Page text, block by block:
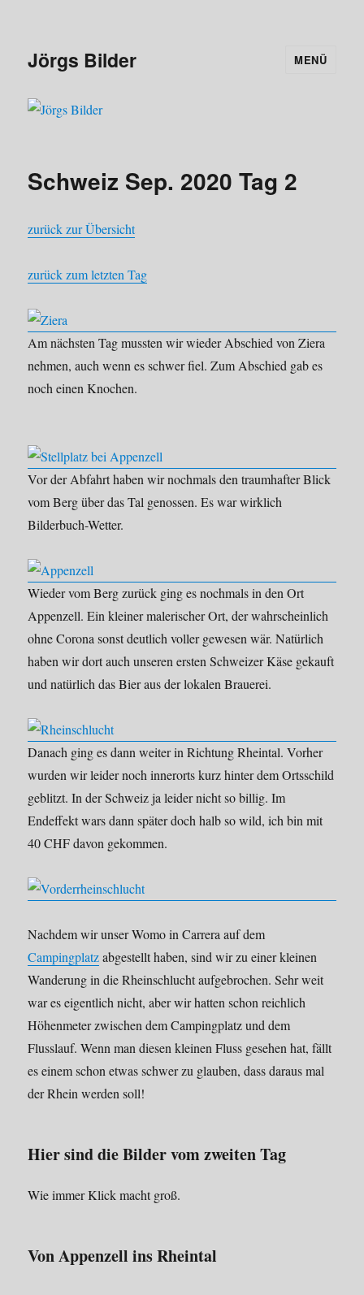
Jörgs Bilder MENÜ
Schweiz Sep. 2020 Tag 2
zurück zur Übersicht
zurück zum letzten Tag
Am nächsten Tag mussten wir wieder Abschied von Ziera
nehmen, auch wenn es schwer fiel. Zum Abschied gab es
noch einen Knochen.
Vor der Abfahrt haben wir nochmals den traumhafter Blick
vom Berg über das Tal genossen. Es war wirklich
Bilderbuch-Wetter.
Wieder vom Berg zurück ging es nochmals in den Ort
Appenzell. Ein kleiner malerischer Ort, der wahrscheinlich
ohne Corona sonst deutlich voller gewesen wär. Natürlich
haben wir dort auch unseren ersten Schweizer Käse gekauft
und natürlich das Bier aus der lokalen Brauerei.
Danach ging es dann weiter in Richtung Rheintal. Vorher
wurden wir leider noch innerorts kurz hinter dem Ortsschild
geblitzt. In der Schweiz ja leider nicht so billig. Im
Endeffekt wars dann später doch halb so wild, ich bin mit
40 CHF davon gekommen.
Nachdem wir unser Womo in Carrera auf dem
Campingplatzabgestellt haben, sind wir zu einer kleinen
Wanderung in die Rheinschlucht aufgebrochen. Sehr weit
war es eigentlich nicht, aber wir hatten schon reichlich
Höhenmeter zwischen dem Campingplatz und dem
Flusslauf. Wenn man diesen kleinen Fluss gesehen hat, fällt
es einem schon etwas schwer zu glauben, dass daraus mal
der Rhein werden soll!
Hier sind die Bilder vom zweiten Tag
Wie immer Klick macht groß.
Von Appenzell ins Rheintal